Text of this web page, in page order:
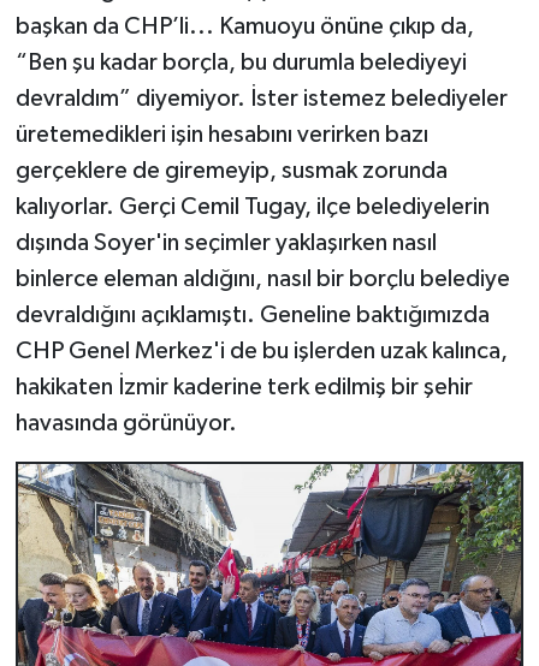
başkan da CHP’li... Kamuoyu önüne çıkıp da,
“Ben şu kadar borçla, bu durumla belediyeyi
devraldım” diyemiyor. İster istemez belediyeler
üretemedikleri işin hesabını verirken bazı
gerçeklere de giremeyip, susmak zorunda
kalıyorlar. Gerçi Cemil Tugay, ilçe belediyelerin
dışında Soyer'in seçimler yaklaşırken nasıl
binlerce eleman aldığını, nasıl bir borçlu belediye
devraldığını açıklamıştı. Geneline baktığımızda
CHP Genel Merkez'i de bu işlerden uzak kalınca,
hakikaten İzmir kaderine terk edilmiş bir şehir
havasında görünüyor.